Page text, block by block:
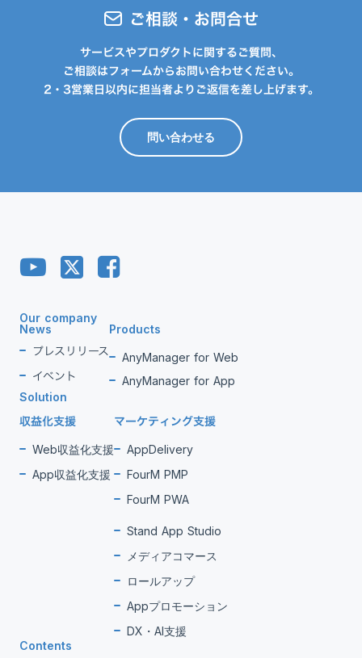
ご相談・お問合せ
サービスやプロダクトに関するご質問、
ご相談はフォームからお問い合わせください。
2・3営業日以内に担当者よりご返信を差し上げます。
問い合わせる
Our company
News
プレスリリース
イベント
Products
AnyManager for Web
AnyManager for App
Solution
収益化支援
Web収益化支援
App収益化支援
マーケティング支援
AppDelivery
FourM PMP
FourM PWA
Stand App Studio
メディアコマース
ロールアップ
Appプロモーション
DX・AI支援
Contents